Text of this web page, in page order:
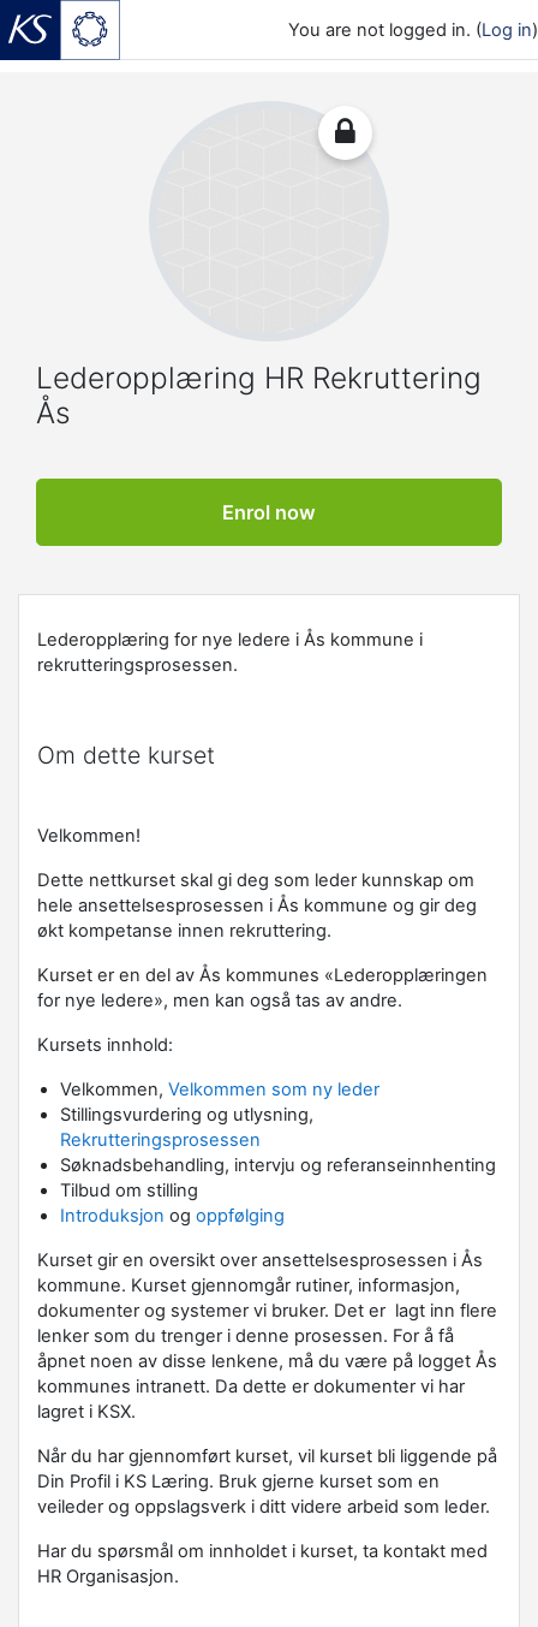
You are not logged in. (Log in)
Lederopplæring HR Rekruttering
Ås
Enrol now
Lederopplæring for nye ledere i Ås kommune i
rekrutteringsprosessen.
Om dette kurset
Velkommen!
Dette nettkurset skal gi deg som leder kunnskap om
hele ansettelsesprosessen i Ås kommune og gir deg
økt kompetanse innen rekruttering.
Kurset er en del av Ås kommunes «Lederopplæringen
for nye ledere», men kan også tas av andre.
Kursets innhold:
Velkommen,Velkommen som ny leder
Stillingsvurdering og utlysning,
Rekrutteringsprosessen
Søknadsbehandling, intervju og referanseinnhenting
Tilbud om stilling
Introduksjon ogoppfølging
Kurset gir en oversikt over ansettelsesprosessen i Ås
kommune. Kurset gjennomgår rutiner, informasjon,
dokumenter og systemer vi bruker. Det er lagt inn flere
lenker som du trenger i denne prosessen. For å få
åpnet noen av disse lenkene, må du være på logget Ås
kommunes intranett. Da dette er dokumenter vi har
lagret i KSX.
Når du har gjennomført kurset, vil kurset bli liggende på
Din Profil i KS Læring. Bruk gjerne kurset som en
veileder og oppslagsverk i ditt videre arbeid som leder.
Har du spørsmål om innholdet i kurset, ta kontakt med
HR Organisasjon.